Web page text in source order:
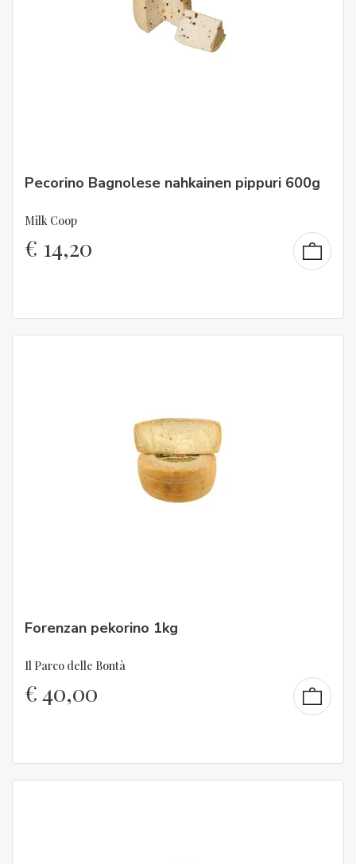
Pecorino Bagnolese nahkainen pippuri 600g
Milk Coop
€ 14,20
Forenzan pekorino 1kg
Il Parco delle Bontà
€40,00